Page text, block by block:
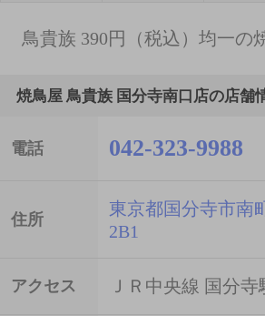
鳥貴族 390円（税込）均一の
焼鳥屋 鳥貴族 国分寺南口店の店舗
電話 042-323-9988
住所
東京都国分寺市南
2B1
アクセス ＪＲ中央線 国分